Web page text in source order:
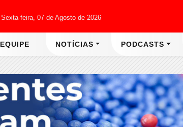
Sexta-feira, 07 de Agosto de 2026
EQUIPE NOTÍCIAS PODCASTS